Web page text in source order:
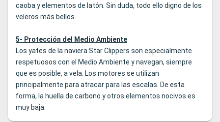
caoba y elementos de latón. Sin duda, todo ello digno de los
veleros más bellos.
5- Protección del Medio Ambiente
Los yates de la naviera Star Clippers son especialmente
respetuosos con el Medio Ambiente y navegan, siempre
que es posible, a vela. Los motores se utilizan
principalmente para atracar para las escalas. De esta
forma, la huella de carbono y otros elementos nocivos es
muy baja.